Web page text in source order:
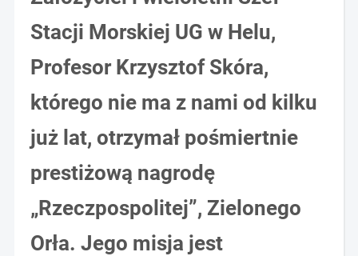
Stacji Morskiej UG w Helu,
Profesor Krzysztof Skóra,
którego nie ma z nami od kilku
już lat, otrzymał pośmiertnie
prestiżową nagrodę
„Rzeczpospolitej”, Zielonego
Orła. Jego misja jest